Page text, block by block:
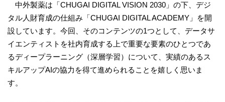
中外製薬は「CHUGAI DIGITAL VISION 2030」の下、デジ
タル人財育成の仕組み「CHUGAI DIGITAL ACADEMY」を開
設しています。今回、そのコンテンツの1つとして、データサ
イエンティストを社内育成する上で重要な要素のひとつであ
るディープラーニング（深層学習）について、実績のあるス
キルアップAIの協力を得て進められることを嬉しく思いま
す。